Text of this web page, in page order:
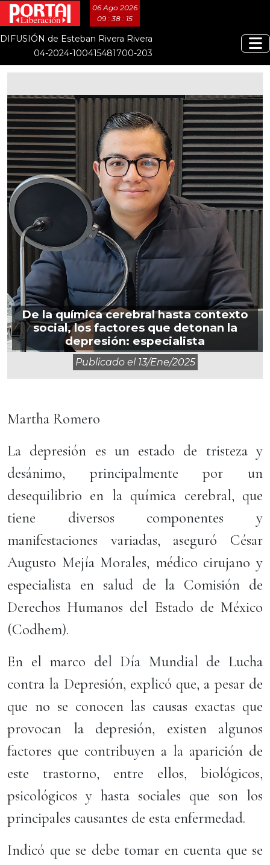
06 Ago 2026
09 : 38 : 15
DIFUSIÓN de Esteban Rivera Rivera
04-2024-100415481700-203
De la química cerebral hasta contexto
social, los factores que detonan la
depresión: especialista
Publicado el 13/ene/2025
Martha Romero
La depresión es un estado de tristeza y
desánimo, principalmente por un
desequilibrio en la química cerebral, que
tiene diversos componentes y
manifestaciones variadas, aseguró César
Augusto Mejía Morales, médico cirujano y
especialista en salud de la Comisión de
Derechos Humanos del Estado de México
(Codhem).
En el marco del Día Mundial de Lucha
contra la Depresión, explicó que, a pesar de
que no se conocen las causas exactas que
provocan la depresión, existen algunos
factores que contribuyen a la aparición de
este trastorno, entre ellos, biológicos,
psicológicos y hasta sociales que son los
principales causantes de esta enfermedad.
Indicó que se debe tomar en cuenta que se